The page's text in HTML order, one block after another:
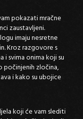
pokazati mračne
zaustavljeni.
imaju nesretne
Kroz razgovore s
svima onima koji su
počinjenih zločina,
i kako su ubojice
koji će vam slediti